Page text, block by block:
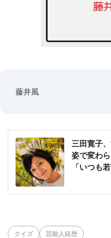
藤井風
三田寛子
姿で変わ
「いつも
クイズ 芸能人経歴